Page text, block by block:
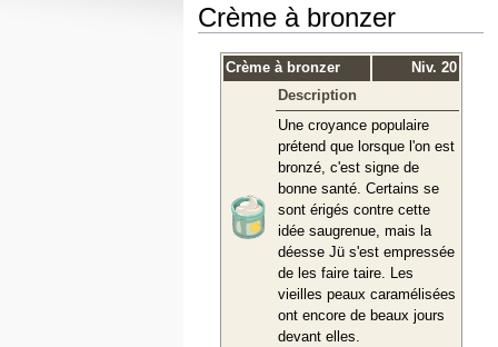
Crème à bronzer
Crème à bronzer
Niv. 20
Description
Une croyance populaire
prétend que lorsque l'on est
bronzé, c'est signe de
bonne santé. Certains se
sont érigés contre cette
idée saugrenue, mais la
déesse Jü s'est empressée
de les faire taire. Les
vieilles peaux caramélisées
ont encore de beaux jours
devant elles.